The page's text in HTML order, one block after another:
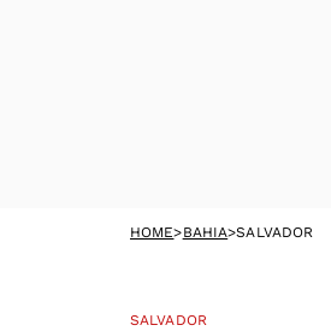
HOME>BAHIA>SALVADOR
SALVADOR